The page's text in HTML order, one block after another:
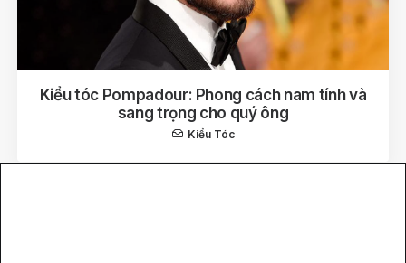
Kiểu tóc Pompadour: Phong cách nam tính và
sang trọng cho quý ông
Kiểu Tóc